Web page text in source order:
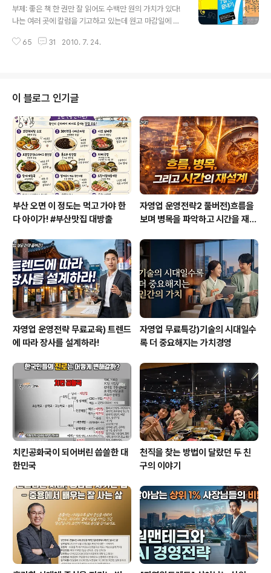
영국 소설가가 쓴 100년도 더 지난 책을 오늘의 한국 사회
에 맞게 재각색한 것인데 뭔가 톱니바퀴가 어긋난 느낌이
상황이므로 시대적 상황에 맞게 내용을 재구성할 필요는
부제: 좋은 책 한 권만 잘 읽어도 수백만 원의 가치가 있다!
나는 여러 곳에 칼럼을 기고하고 있는데 원고 마감일에 대
매월 정기적으로 칼럼을 기고하는 곳은 더 부담스럽다. 능
짤리지 않을까하는 불안한 마음도 있다. 거의 마감일이 다
되어서야만 원고를 제출하는 경우가 비일비재하다. 6월 원
고 역시 갈등이 많았는데 챨스 핸디의 이라는 책을 가지고
직장인들의 변화전략에 대입해 원고를 마감했다. 미래에
생존하기 위해서는 거대조직에서 살아가는 대기업이나 대
기업 직원들을 벗어나 소규모 기업, 프..
65 31 2010. 7. 24.
이 블로그 인기글
부산 오면 이 정도는 먹고 가야 한
다 아이가! #부산맛집 대방출
자영업 운영전략2 풀버전)흐름을
보며 병목을 파악하고 시간을 재설
자영업 운영전략 무료교육) 트렌드
에 따라 장사를 설계하라!
자영업 무료특강)기술의 시대일수
록 더 중요해지는 가치경영
치킨공화국이 되어버린 씁쓸한 대
한민국
천직을 찾는 방법이 달랐던 두 친
구의 이야기